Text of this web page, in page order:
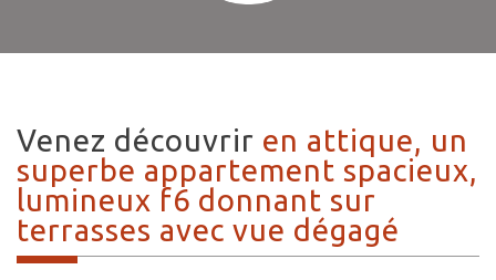
venez découvrir en attique, un
superbe appartement spacieux,
lumineux f6 donnant sur
terrasses avec vue dégagé